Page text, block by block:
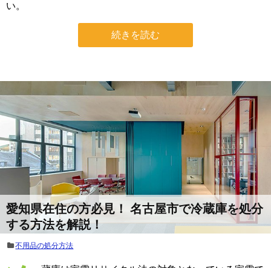
い。
続きを読む
愛知県在住の方必見！ 名古屋市で冷蔵庫を処分
する方法を解説！
不用品の処分方法